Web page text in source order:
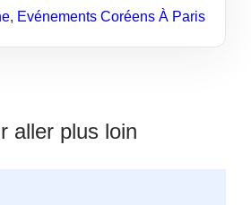
, Evénements Coréens À Paris
aller plus loin